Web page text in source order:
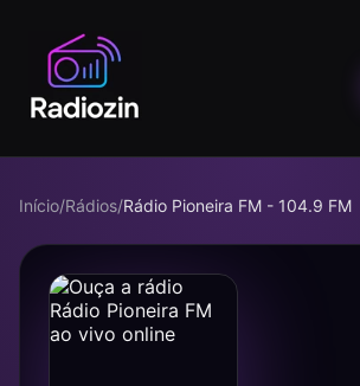
Início/Rádios/Rádio Pioneira FM - 104.9 FM